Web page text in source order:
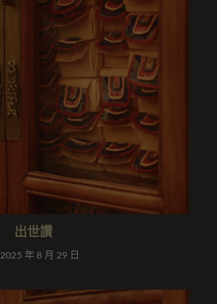
出世讚
2025 年 8 月 29 日